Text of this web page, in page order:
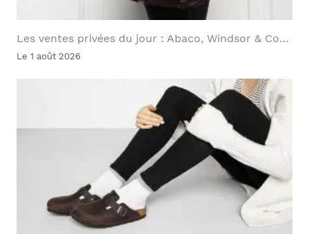
Les ventes privées du jour : Abaco, Windsor & Co…
Le 1 août 2026